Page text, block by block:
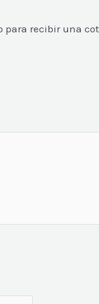
para recibir una